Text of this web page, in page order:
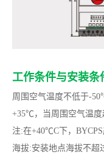
工作条件与安装条
周围空气温度不低于-
+35℃，当周围空气温度
注:在+40℃C下，
海拔:安装地点海拔不超